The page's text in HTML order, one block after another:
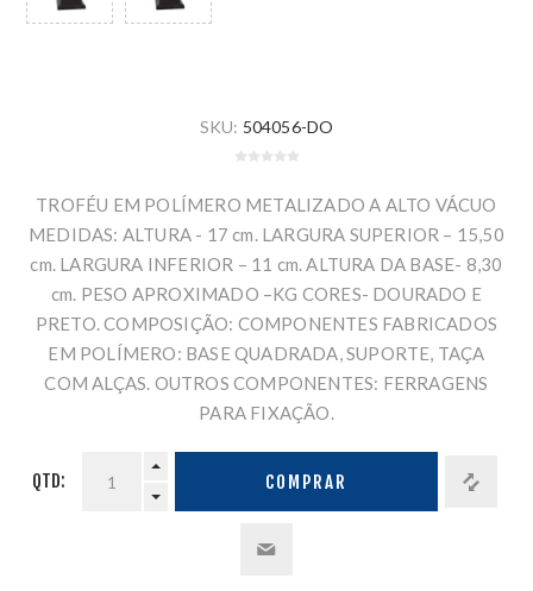
SKU: 504056-DO
TROFÉU EM POLÍMERO METALIZADO A ALTO VÁCUO
MEDIDAS: ALTURA - 17 cm. LARGURA SUPERIOR – 15,50
cm. LARGURA INFERIOR – 11 cm. ALTURA DA BASE- 8,30
cm. PESO APROXIMADO –KG CORES- DOURADO E
PRETO. COMPOSIÇÃO: COMPONENTES FABRICADOS
EM POLÍMERO: BASE QUADRADA, SUPORTE, TAÇA
COM ALÇAS. OUTROS COMPONENTES: FERRAGENS
PARA FIXAÇÃO.
QTD: COMPRAR